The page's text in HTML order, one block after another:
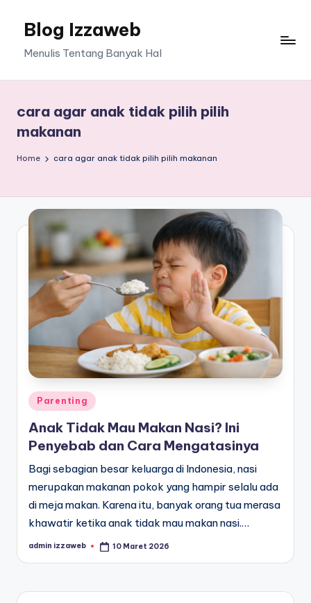
Blog Izzaweb
Menulis Tentang Banyak Hal
cara agar anak tidak pilih pilih
makanan
Home cara agar anak tidak pilih pilih makanan
Posted
in
Parenting
Anak Tidak Mau Makan Nasi? Ini
Penyebab dan Cara Mengatasinya
Bagi sebagian besar keluarga di Indonesia, nasi
merupakan makanan pokok yang hampir selalu ada
di meja makan. Karena itu, banyak orang tua merasa
khawatir ketika anak tidak mau makan nasi.…
Posted
admin izzaweb 10 Maret 2026